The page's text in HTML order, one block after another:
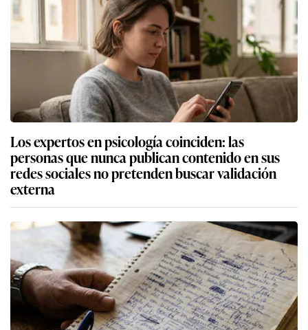
Los expertos en psicología coinciden: las
personas que nunca publican contenido en sus
redes sociales no pretenden buscar validación
externa